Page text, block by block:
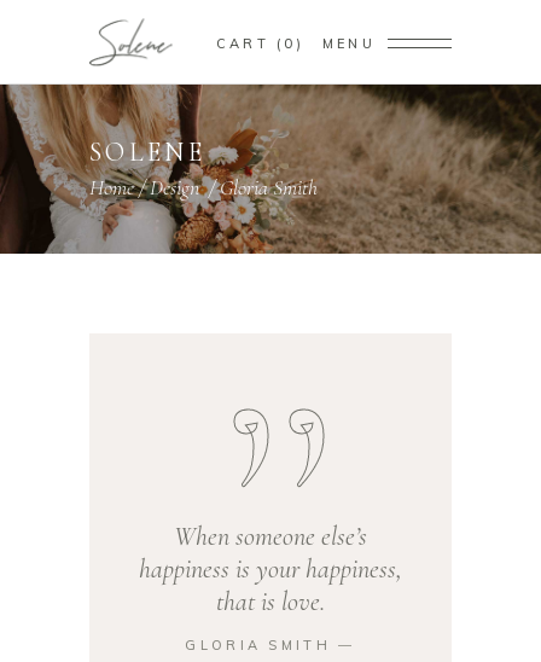
CART 0 MENU
SOLENE
Home/Design/Gloria Smith
When someone else’s
happiness is your happiness,
that is love.
GLORIA SMITH ―